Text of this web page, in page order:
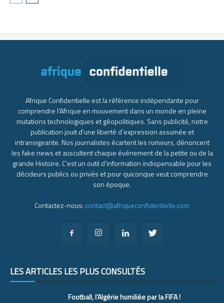
Afrique Confidentielle est la référence indépendante pour
comprendre l’Afrique en mouvement dans un monde en pleine
mutations technologiques et géopolitiques. Sans publicité, notre
publication jouit d’une liberté d’expression assumée et
intransigeante. Nos journalistes écartent les rumeurs, dénoncent
les fake news et auscultent chaque événement de la petite ou de la
grande Histoire. C’est un outil d’information indispensable pour les
décideurs publics ou privés et pour quiconque veut comprendre
son époque.
Contactez-nous: contact@afriqueconfidentielle.com
LES ARTICLES LES PLUS CONSULTÉS
Football, l’Algérie humiliée par la FIFA !